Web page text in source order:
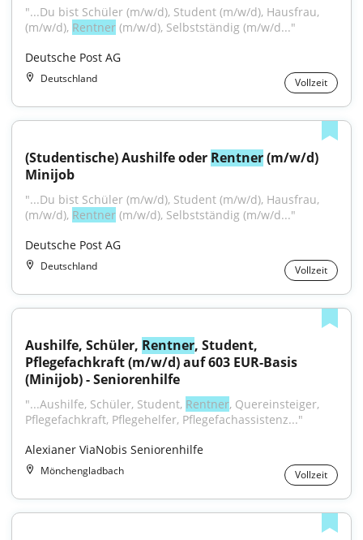
"...Du bist Schüler (m/w/d), Student (m/w/d), Hausfrau,
(m/w/d), Rentner (m/w/d), Selbstständig (m/w/d..."
Deutsche Post AG
Deutschland Vollzeit
(Studentische) Aushilfe oder Rentner (m/w/d)
Minijob
"...Du bist Schüler (m/w/d), Student (m/w/d), Hausfrau,
(m/w/d), Rentner (m/w/d), Selbstständig (m/w/d..."
Deutsche Post AG
Deutschland Vollzeit
Aushilfe, Schüler, Rentner, Student,
Pflegefachkraft (m/w/d) auf 603 EUR-Basis
(Minijob) - Seniorenhilfe
"...Aushilfe, Schüler, Student, Rentner, Quereinsteiger,
Pflegefachkraft, Pflegehelfer, Pflegefachassistenz..."
Alexianer ViaNobis Seniorenhilfe
Mönchengladbach Vollzeit